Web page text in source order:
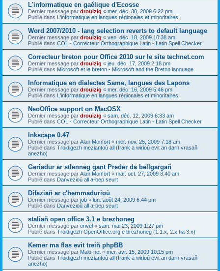
L'informatique en gaélique d'Ecosse
Dernier message par drouizig « mer. déc. 30, 2009 6:22 pm
Publié dans L'informatique en langues régionales et minoritaires
Word 2007/2010 - lang selection reverts to default language
Dernier message par drouizig « ven. déc. 18, 2009 10:38 am
Publié dans COL - Correcteur Orthographique Latin - Latin Spell Checker
Correcteur breton pour Office 2010 sur le site technet.com
Dernier message par drouizig « jeu. déc. 17, 2009 2:18 pm
Publié dans Microsoft et le breton - Microsoft and the Breton language
Informatique en dialectes Same, langues des Lapons
Dernier message par drouizig « mer. déc. 16, 2009 5:46 pm
Publié dans L'informatique en langues régionales et minoritaires
NeoOffice support on MacOSX
Dernier message par drouizig « sam. déc. 12, 2009 6:33 am
Publié dans COL - Correcteur Orthographique Latin - Latin Spell Checker
Inkscape 0.47
Dernier message par Alan Monfort « mer. nov. 25, 2009 7:18 am
Publié dans Troidigezh meziantoù all (frank a wirioù evit an darn vrasañ
anezho)
Geriadur ar stlenneg gant Preder da bellgargañ
Dernier message par Alan Monfort « mar. oct. 27, 2009 8:40 am
Publié dans Danvezioù all a-bep seurt
Difaziañ ar c'hemmadurioù
Dernier message par job « lun. août 24, 2009 6:44 pm
Publié dans Danvezioù all a-bep seurt
staliañ open office 3.1 e brezhoneg
Dernier message par envel « sam. mai 23, 2009 1:27 pm
Publié dans Troidigezh OpenOffice.org e brezhoneg (1.1.x, 2.x ha 3.x)
Kemer ma flas evit treiñ phpBB
Dernier message par Malo-net « mer. avr. 15, 2009 10:15 pm
Publié dans Troidigezh meziantoù all (frank a wirioù evit an darn vrasañ
anezho)